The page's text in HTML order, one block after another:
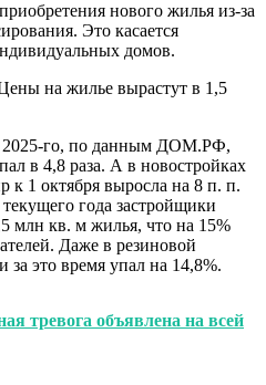
нового жилья из-за
Это касается
домов.
2025-го, по данным ДОМ.РФ,
в 4,8 раза. А в новостройках
к 1 октября выросла на 8 п. п.
года застройщики
млн кв. м жилья, что на 15%
Даже в резиновой
это время упал на 14,8%.
тревога объявлена на всей